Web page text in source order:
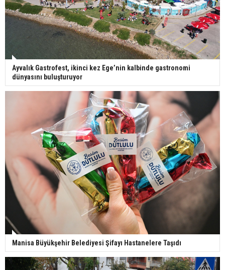
Ayvalık Gastrofest, ikinci kez Ege’nin kalbinde gastronomi
dünyasını buluşturuyor
Manisa Büyükşehir Belediyesi Şifayı Hastanelere Taşıdı